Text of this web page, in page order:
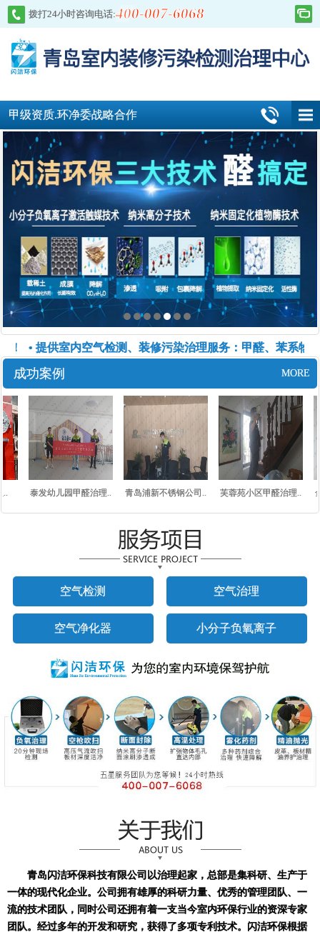
拨打24小时咨询电话:400-007-6068
甲级资质.环净委战略合作
• 提供室内空气检测、装修污染治理服务：甲醛、苯系物、
成功案例 MORE
泰发幼儿园甲醛治理.. 青岛浦新不锈钢公司.. 芙蓉苑小区甲醛治理..
空气检测 空气治理
空气净化器 小分子负氧离子
青岛闪洁环保科技有限公司以治理起家，总部是集科研、生产于
一体的现代化企业。公司拥有雄厚的科研力量、优秀的管理团队、一
流的技术团队，同时公司还拥有着一支当今室内环保行业的资深专家
团队。经过多年的开发和研究，获得了多项专利技术。闪洁环保根据